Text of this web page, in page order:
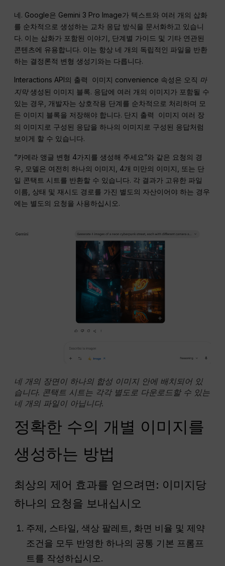
네. Google은 Gemini 3 Pro Image가 텍스트와 여러 개의 삽화
를 순차적으로 생성하는 교차 응답 방식을 문서화하고 있습니
다. 이는 삽화가 포함된 이야기, 단계별 가이드 및 기타 연관된
콘텐츠에 유용합니다. 이는 항상 네 개의 독립적인 파일을 반환
하는 결정론적 변형 생성기와는 다릅니다.
Interactions API의 출력 이미지 convenience 속성은 오직 마
지막생성된 이미지 블록. 응답에 여러 개의 이미지가 포함될 수
있는 경우, 개발자는 상호작용 단계를 순차적으로 처리하며 모
든 이미지 블록을 저장해야 합니다. 단지 출력 이미지 여러 장
의 이미지로 구성된 응답을 하나의 이미지로 구성된 응답처럼
보이게 할 수 있습니다.
“카메라 앵글 변형 4가지를 생성해 주세요”와 같은 요청의 경
우, 모델은 여전히 하나의 이미지, 4개 미만의 이미지, 또는 단
일 콘택트 시트를 반환할 수 있습니다. 각 결과가 고유한 파일
이름, 상태 및 재시도 경로를 가진 별도의 자산이어야 하는 경우
에는 별도의 요청을 사용하십시오.
네 개의 장면이 하나의 합성 이미지 안에 배치되어 있
습니다. 콘택트 시트는 각각 별도로 다운로드할 수 있는
네 개의 파일이 아닙니다.
정확한 수의 개별 이미지를
생성하는 방법
최상의 제어 효과를 얻으려면: 이미지당
하나의 요청을 보내십시오
주제, 스타일, 색상 팔레트, 화면 비율 및 제약
조건을 모두 반영한 하나의 공통 기본 프롬프
트를 작성하십시오.